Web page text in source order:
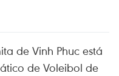
de Vinh Phuc está
de Voleibol de